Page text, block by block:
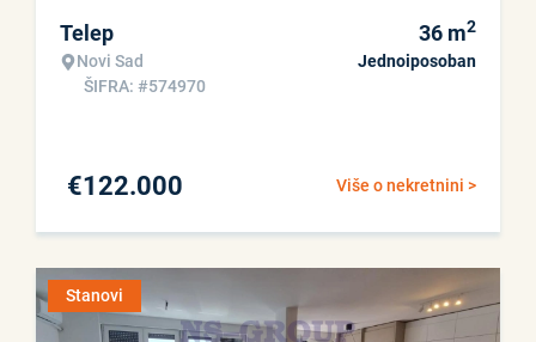
Telep
Novi Sad
ŠIFRA: #574970
36 m2
Jednoiposoban
Više o nekretnini >
€122.000
Stanovi